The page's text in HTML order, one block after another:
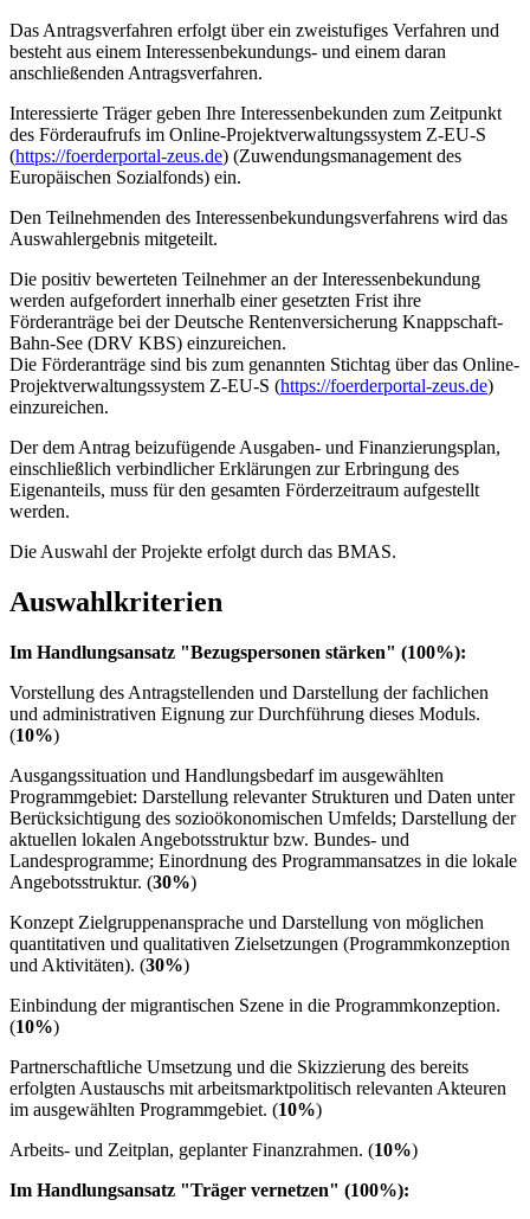
Das Antragsverfahren erfolgt über ein zweistufiges Verfahren und
besteht aus einem Interessenbekundungs- und einem daran
anschließenden Antragsverfahren.
Interessierte Träger geben Ihre Interessenbekunden zum Zeitpunkt
des Förderaufrufs im Online-Projektverwaltungssystem Z-EU-S
(https://foerderportal-zeus.de) (Zuwendungsmanagement des
Europäischen Sozialfonds) ein.
Den Teilnehmenden des Interessenbekundungsverfahrens wird das
Auswahlergebnis mitgeteilt.
Die positiv bewerteten Teilnehmer an der Interessenbekundung
werden aufgefordert innerhalb einer gesetzten Frist ihre
Förderanträge bei der Deutsche Rentenversicherung Knappschaft-
Bahn-See (DRV KBS) einzureichen.
Die Förderanträge sind bis zum genannten Stichtag über das Online-
Projektverwaltungssystem Z-EU-S (https://foerderportal-zeus.de)
einzureichen.
Der dem Antrag beizufügende Ausgaben- und Finanzierungsplan,
einschließlich verbindlicher Erklärungen zur Erbringung des
Eigenanteils, muss für den gesamten Förderzeitraum aufgestellt
werden.
Die Auswahl der Projekte erfolgt durch das BMAS.
Auswahlkriterien
Im Handlungsansatz "Bezugspersonen stärken" (100%):
Vorstellung des Antragstellenden und Darstellung der fachlichen
und administrativen Eignung zur Durchführung dieses Moduls.
(10%)
Ausgangssituation und Handlungsbedarf im ausgewählten
Programmgebiet: Darstellung relevanter Strukturen und Daten unter
Berücksichtigung des sozioökonomischen Umfelds; Darstellung der
aktuellen lokalen Angebotsstruktur bzw. Bundes- und
Landesprogramme; Einordnung des Programmansatzes in die lokale
Angebotsstruktur. (30%)
Konzept Zielgruppenansprache und Darstellung von möglichen
quantitativen und qualitativen Zielsetzungen (Programmkonzeption
und Aktivitäten). (30%)
Einbindung der migrantischen Szene in die Programmkonzeption.
(10%)
Partnerschaftliche Umsetzung und die Skizzierung des bereits
erfolgten Austauschs mit arbeitsmarktpolitisch relevanten Akteuren
im ausgewählten Programmgebiet. (10%)
Arbeits- und Zeitplan, geplanter Finanzrahmen. (10%)
Im Handlungsansatz "Träger vernetzen" (100%):